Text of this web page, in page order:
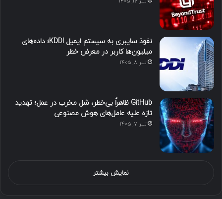
نفوذ سایبری به سیستم ایمیل KDDI؛ داده‌های
میلیون‌ها کاربر در معرض خطر
تیر ۸, ۱۴۰۵
GitHub ظاهراً بی‌خطر، شل مخرب در عمل؛ تهدید
تازه علیه عامل‌های هوش مصنوعی
تیر ۷, ۱۴۰۵
نمایش بیشتر